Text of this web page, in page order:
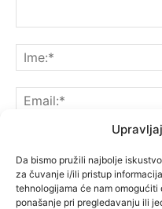
Da bismo pružili najbolje
za čuvanje i/ili pristup
tehnologijama će nam omogućiti
ponašanje pri pregledavanju ili
Spremite moje ime, e-
pregledniku sljedeći put